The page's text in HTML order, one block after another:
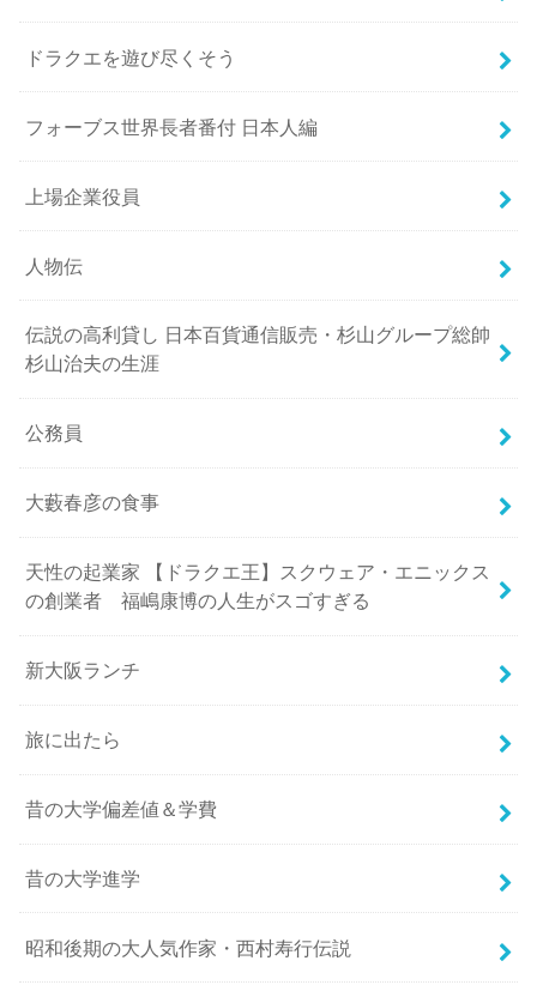
ドラクエを遊び尽くそう
フォーブス世界長者番付 日本人編
上場企業役員
人物伝
伝説の高利貸し 日本百貨通信販売・杉山グループ総帥
杉山治夫の生涯
公務員
大藪春彦の食事
天性の起業家 【ドラクエ王】スクウェア・エニックス
の創業者 福嶋康博の人生がスゴすぎる
新大阪ランチ
旅に出たら
昔の大学偏差値＆学費
昔の大学進学
昭和後期の大人気作家・西村寿行伝説